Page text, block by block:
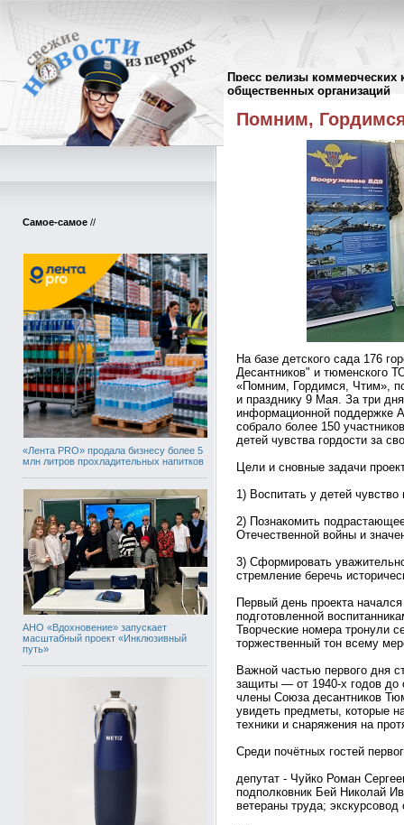
Пресс релизы коммерческих
общественных организаций
Самое-самое //
«Лента PRO» продала бизнесу более 5
млн литров прохладительных напитков
АНО «Вдохновение» запускает
масштабный проект «Инклюзивный
путь»
Пресс-релизы//
Помним,
На базе детского сада 176
Десантников" и тюменского
«Помним, Гордимся, Чтим»,
и празднику 9 Мая. За три
информационной поддержке
собрало более 150
детей чувства гордости за
Цели и сновные задачи
1) Воспитать у детей
2) Познакомить
Отечественной войны и
3) Сформировать
стремление беречь
Первый день проекта
подготовленной
Творческие номера тронули
торжественный тон всему
Важной частью первого дня
защиты — от 1940‑х годов до
члены Союза десантников
увидеть предметы, которые
техники и снаряжения на
Среди почётных гостей
депутат - Чуйко Роман
подполковник Бей Николай
ветераны труда;